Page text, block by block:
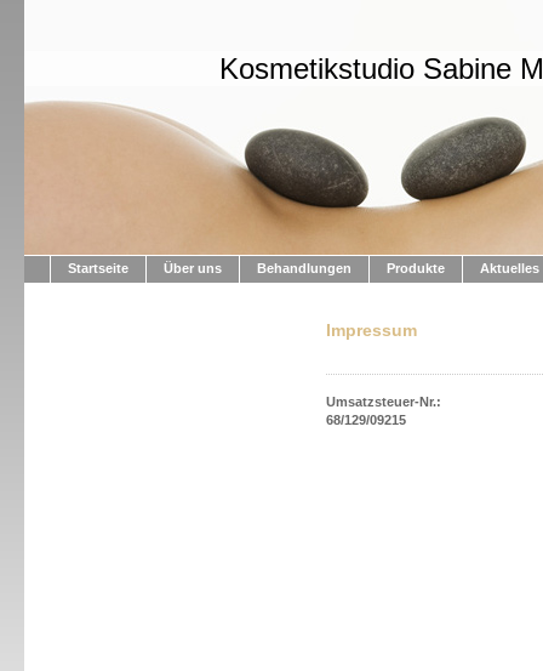
Kosmetikstudio Sabine
Startseite Über uns Behandlungen Produkte Aktuelles
Impressum
Umsatzsteuer-Nr.:
68/129/09215